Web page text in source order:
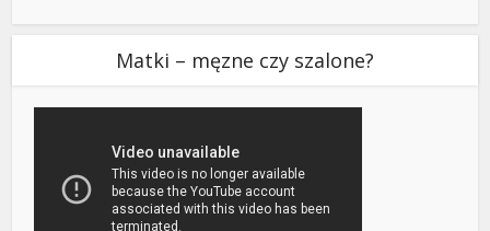
Matki – męzne czy szalone?